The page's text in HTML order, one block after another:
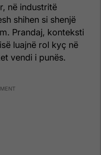
në industritë
shihen si shenjë
Prandaj, konteksti
luajnë rol kyç në
vendi i punës.